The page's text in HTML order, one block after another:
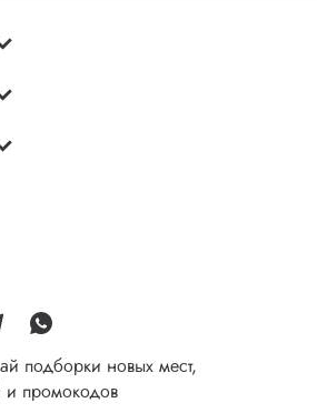
подборки новых мест,
и промокодов